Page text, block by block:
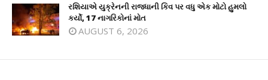
રશિયાએ યુક્રેનની રાજધાની કિવ પર વધુ એક મોટો હુમલો
કર્યો, 17 નાગરિકોનાં મોત
AUGUST 6, 2026